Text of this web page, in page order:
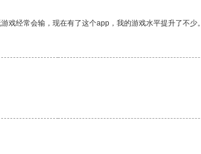
戏经常会输，现在有了这个app，我的游戏水平提升了不少。